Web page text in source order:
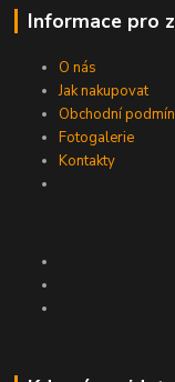
Informace pro
O nás
Jak nakupovat
Obchodní
Fotogalerie
Kontakty